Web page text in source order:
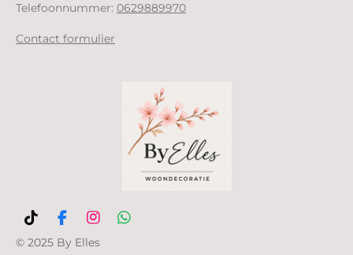
Telefoonnummer: 0629889970
Contact formulier
T
i
F
a
c
I
n
W
© 2025 By Elles